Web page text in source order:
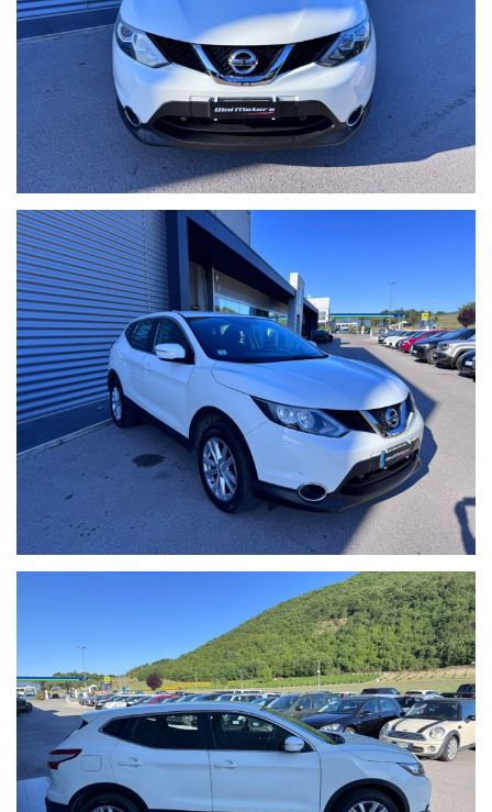
Formule finanziarie con valore futuro garantito anche per i nostri
veicoli usati dove potrai decidere se tenerla o restituirla dopo
2/3/4 anni di rateizzazione.
Per gli interessati è gradito contatto telefonico allo 0722810139.
Ci puoi trovare a Sant'Angelo in Vado (PU) presso la nuova sede in
Voc. Calvernazzo n° 3 lungo la SS 73 bis accanto alla stazione di
servizio Beyfin.
Siamo facilmente raggiungibili in pullman dalla stazione di Pesaro
o dalla stazione di Arezzo per il versante tirrenico.
Qualche dettaglio dell'auto inserito nell'annuncio dal sistema
automatico o dal nostro operatore potrebbe anche differire o
essere errato, pertanto ricordiamo che questo è solo un'annuncio
e prima dell'acquisto, vi invitiamo a verificare sia la correttezza
degli stessi in sede che la disponibilità del veicolo.
Buon acquisto!